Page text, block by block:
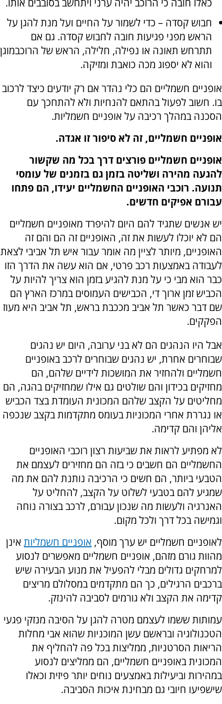
חבוש קסדה – כדי לשמור על החיים ועל מנת להגן על
הראש מפני פגיעות חובה לחבוש קסדה. גם אם
תתרחש תאונה או נפילה, חלילה, הראש של הרוכבמוגן
והוא לא יספוג מכה כואבת ומזיקה.
אופניים חשמליים הם כלי נהדר אם רק יודעים כיצד לרכוב
בו. חשוב לפעול בהתאם להנחיות ולא להתחכך עם
הסכנה במהלך רכיבה על אופניים חשמליות.
אופניים חשמליים, זה לא סיפור זו אגדה.
אופניים חשמליים פורצים דרך בכל מה שקשור
להגעה מהירה ושליטה בזמן גם בזמנים של עומסי
תנועה. רוכבי האופניים החשמליים יעידו, הם פתחו
עבורם אפיקים חדשים.
יש אנשים שתגיד להם היום להיפרד מאופניים חשמליים
הם לא יוכלו לעשות את זה, האופניים זה הם והם זה
האופניים, מיותר לציין מה אומר עבור איש תל אביבי לצאת
לעבודה באמצעות רכב פרטי, אם הוא עשה את הדרך הזו
כבר הוא מבי כי על מנת להגיע בזמן הוא צריך להיות על
הכביש זמן ארוך די, הכבישים העמוסים במרכז הארץ הם
שם דבר כאשר תל אביב מככבת בראש, תל אביב היא מעוז
הפקקים.
אבל היו הנהגים הם לא בני ערובה, היום יש נהגים
שבוחרים אחרת, יש נהגים שבוחרים לרכב באופניים
חשמליים ולהחזיר את המושכות לידיים שלהם, הם
מחזיקים בכידון והם שולטים גם אילו שמחזיקים בהגה, הם
מחליטים על הקצב שלהם המכונית העומדת בצד הכביש
או נגררת אחרי המכוניות בעומס מתקדמות בקצב שנכפה
אליהן והם קדימה.
לא מפתיע לראות את שביעות רצון רוכבי האופניים
החשמליים הם חשבים כי בזה הם מחזירים לעצמם את
הטבעי ביותר, הם חשים כי הרכיבה נותנת להם את מה
שמגיע להם בטבעי לשלוט על הקצב, להחליט על
האנרגיה ולעשות מה שנכון עבורם, לרכב בצורה נוחה
וגמישה בכל דרך ולכל מקום.
לאופניים חשמליים יש ערך מוסף, אופניים חשמליות אינן
מהוות גורם מזהם, אופניים חשמליים מאפשרים לנסוע
למרחקים גדולים מבלי להפעיל את מנוע הבעירה שיש
ברכבים הרגילים, כך הם מתקדמים במסלולם מריצים
קדימה את הקצב ולא גורמים לסביבה להינזק.
עמותות ששמו לעצמם מטרה להגן על הסיבה מנזקי פגעי
הטכנולוגיה ובראשם עשן המוכניות שהוא אבי מחלות
הריאות הסרטניות, ממליצות בכל פה להחליף את
המכונית באופניים חשמליים, הם ממליצים לנסוע
במהירות וביעילות באמצעים נוחים יותר פיזית וכאלו
שישפיעו חיובי גם מבחינת איכות הסביבה.